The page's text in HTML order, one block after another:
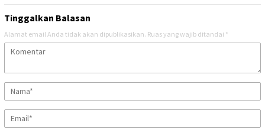
Tinggalkan Balasan
Alamat email Anda tidak akan dipublikasikan. Ruas yang wajib ditandai *